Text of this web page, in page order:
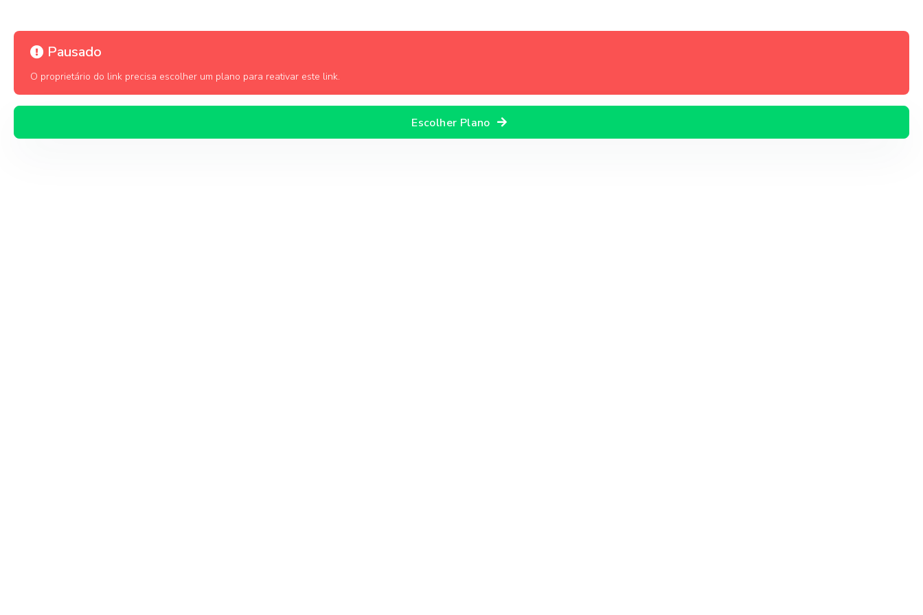
Pausado
O proprietário do link precisa escolher um plano para reativar este link.
Escolher Plano